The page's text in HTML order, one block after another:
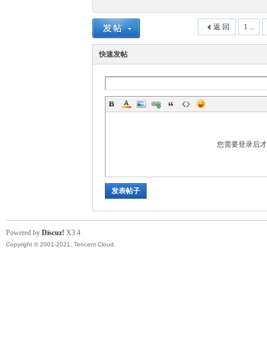
1 ...
返 回
快速发帖
您需要登录后
发表帖子
Powered by Discuz! X3.4
Copyright © 2001-2021, Tencent Cloud.